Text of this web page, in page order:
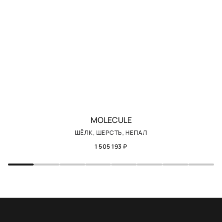
MOLECULE
ШЁЛК, ШЕРСТЬ, НЕПАЛ
1 505 193 ₽